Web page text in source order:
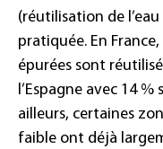
(réutilisation de
pratiquée. En
épurées sont
l’Espagne avec 14
ailleurs, certaines
faible ont déjà